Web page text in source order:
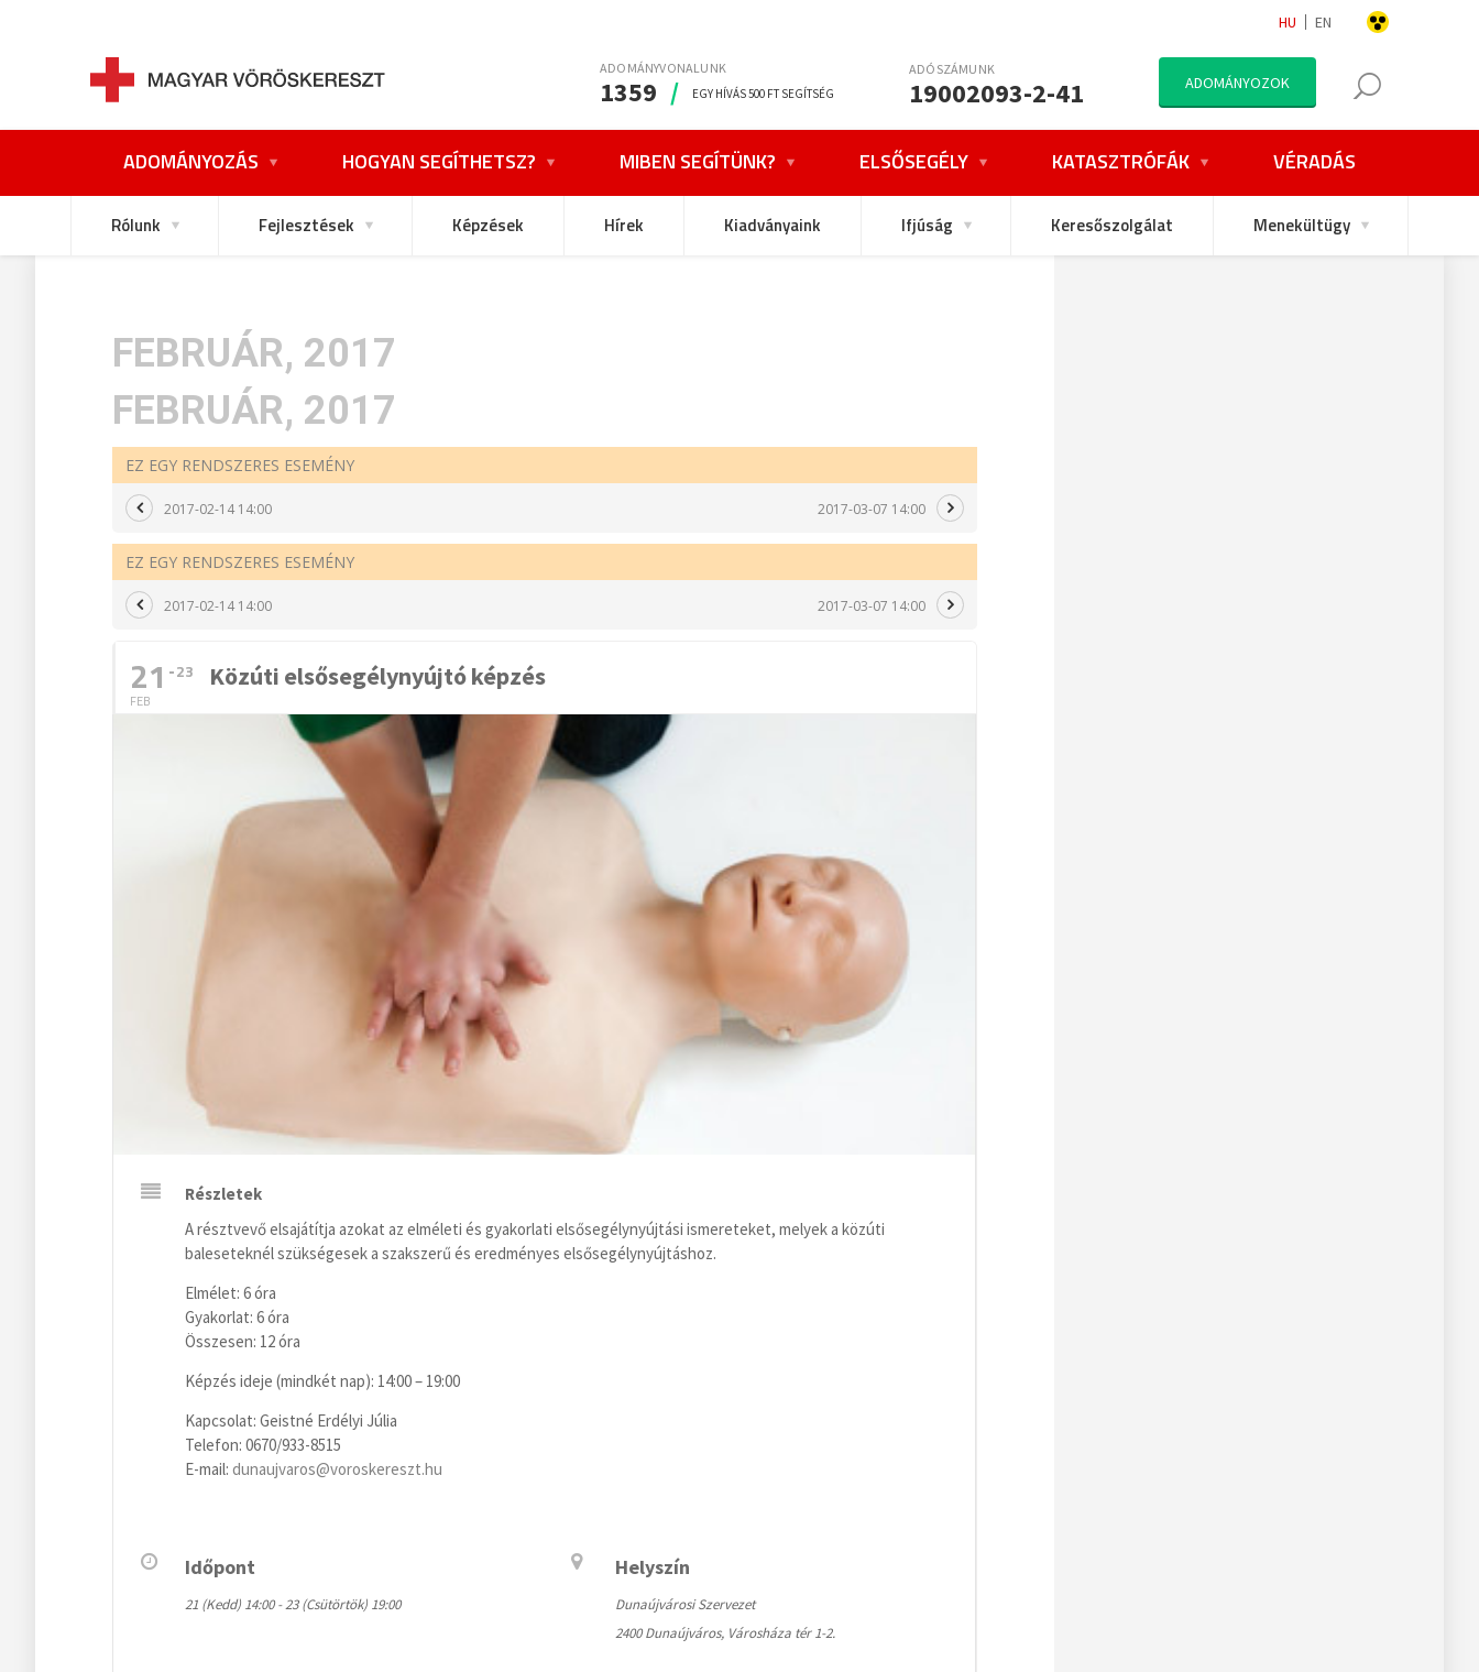
HU EN
ADOMÁNYVONALUNK
1359 / EGY HÍVÁS 500 FT SEGÍTSÉG
ADÓSZÁMUNK
19002093-2-41 ADOMÁNYOZOK
ADOMÁNYOZÁS HOGYAN SEGÍTHETSZ? MIBEN SEGÍTÜNK? ELSŐSEGÉLY KATASZTRÓFÁK VÉRADÁS
Rólunk Fejlesztések Képzések Hírek Kiadványaink Ifjúság Keresőszolgálat Menekültügy
FEBRUÁR, 2017
FEBRUÁR, 2017
EZ EGY RENDSZERES ESEMÉNY
2017-02-14 14:00 2017-03-07 14:00
EZ EGY RENDSZERES ESEMÉNY
2017-02-14 14:00 2017-03-07 14:00
21
FEB
23 Közúti elsősegélynyújtó képzés
Részletek
A résztvevő elsajátítja azokat az elméleti és gyakorlati elsősegélynyújtási ismereteket, melyek a közúti
baleseteknél szükségesek a szakszerű és eredményes elsősegélynyújtáshoz.
Elmélet: 6 óra
Gyakorlat: 6 óra
Összesen: 12 óra
Képzés ideje (mindkét nap): 14:00 – 19:00
Kapcsolat: Geistné Erdélyi Júlia
Telefon: 0670/933-8515
E-mail: dunaujvaros@voroskereszt.hu
Időpont
21 (Kedd) 14:00 - 23 (Csütörtök) 19:00
Helyszín
Dunaújvárosi Szervezet
2400 Dunaújváros, Városháza tér 1-2.